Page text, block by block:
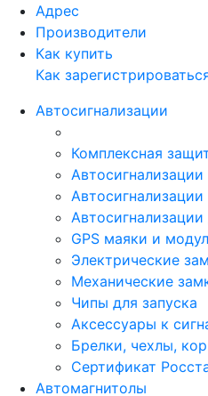
Адрес
Производители
Как купить
Как
Автосигнализации
Комплексная
Автосигнализации
Автосигнализации
GPS маяки и
Электрические
Механические
Чипы для запуска
Аксессуары к
Брелки, чехлы,
Сертификат
Автомагнитолы